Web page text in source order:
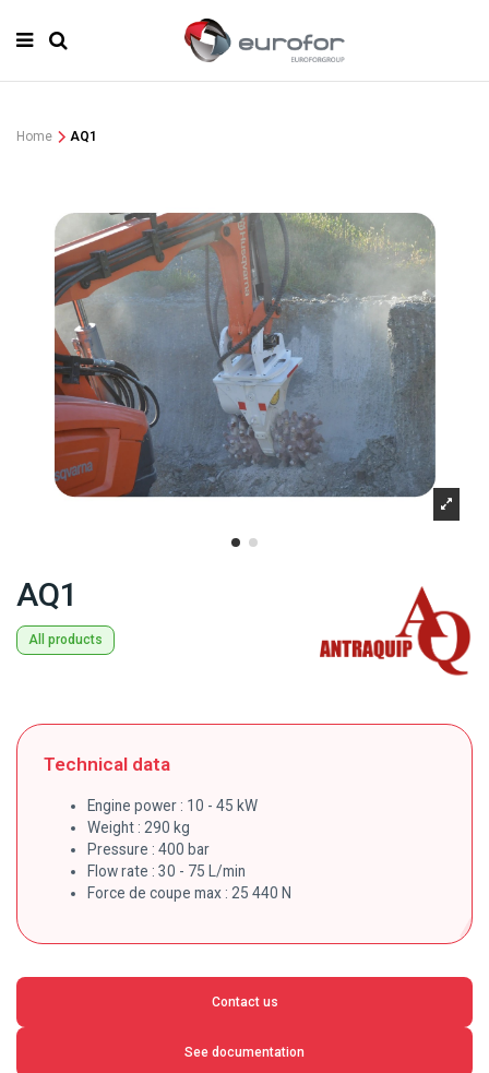
Home AQ1
AQ1
All products
Technical data
Engine power : 10 - 45 kW
Weight : 290 kg
Pressure : 400 bar
Flow rate : 30 - 75 L/min
Force de coupe max : 25 440 N
Contact us
See documentation